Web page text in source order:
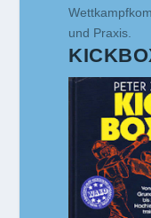
und Praxis.